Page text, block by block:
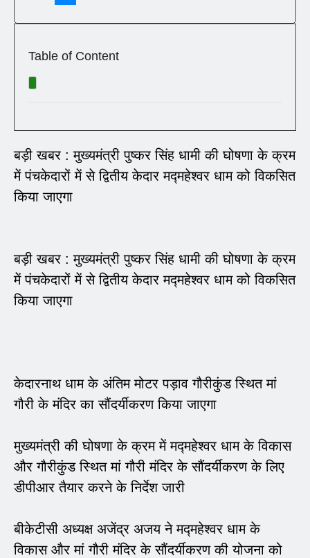
Table of Content
बड़ी खबर : मुख्यमंत्री पुष्कर सिंह धामी की घोषणा के क्रम
में पंचकेदारों में से द्वितीय केदार मद्महेश्वर धाम को विकसित
किया जाएगा
बड़ी खबर : मुख्यमंत्री पुष्कर सिंह धामी की घोषणा के क्रम
में पंचकेदारों में से द्वितीय केदार मद्महेश्वर धाम को विकसित
किया जाएगा
केदारनाथ धाम के अंतिम मोटर पड़ाव गौरीकुंड स्थित मां
गौरी के मंदिर का सौंदर्यीकरण किया जाएगा
मुख्यमंत्री की घोषणा के क्रम में मद्महेश्वर धाम के विकास
और गौरीकुंड स्थित मां गौरी मंदिर के सौंदर्यीकरण के लिए
डीपीआर तैयार करने के निर्देश जारी
बीकेटीसी अध्यक्ष अजेंद्र अजय ने मद्महेश्वर धाम के
विकास और मां गौरी मंदिर के सौंदर्यीकरण की योजना को